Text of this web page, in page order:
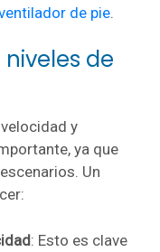
de pie.
de
y
ya que
Un
: Esto es clave